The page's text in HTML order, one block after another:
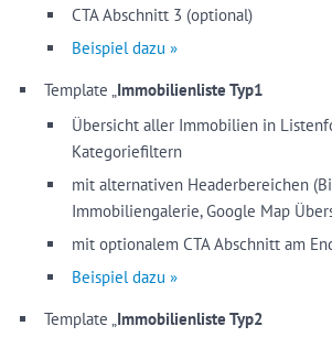
CTA Abschnitt 3 (optional)
Beispiel dazu »
Template „Immobilienliste Typ1
Übersicht aller Immobilien in
Kategoriefiltern
mit alternativen Headerbereichen
Immobiliengalerie, Google Map
mit optionalem CTA Abschnitt am
Beispiel dazu »
Template „Immobilienliste Typ2